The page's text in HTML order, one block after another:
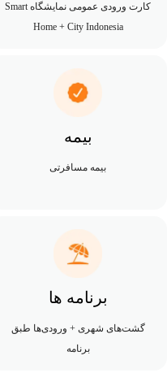
کارت ورودی عمومی نمایشگاه Smart
Home + City Indonesia
بیمه
بیمه مسافرتی
برنامه ها
گشت‌های شهری + ورودی‌ها طبق
برنامه